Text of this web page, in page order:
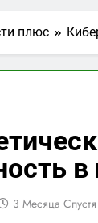
плюс
3 Месяца Спустя